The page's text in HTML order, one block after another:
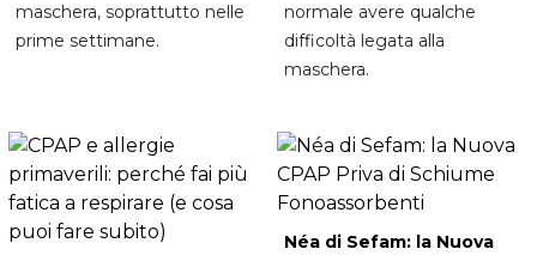
maschera, soprattutto nelle
prime settimane.
normale avere qualche
difficoltà legata alla
maschera.
Néa di Sefam: la Nuova